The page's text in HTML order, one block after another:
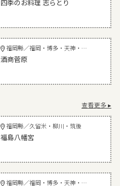
四季のお料理 志らとり
福岡縣／福岡・博多・天神・宗像・太宰府
酒商菅原
查看更多 ▸
福岡縣／久留米・柳川・筑後
福島八幡宮
福岡縣／福岡・博多・天神・宗像・太宰府